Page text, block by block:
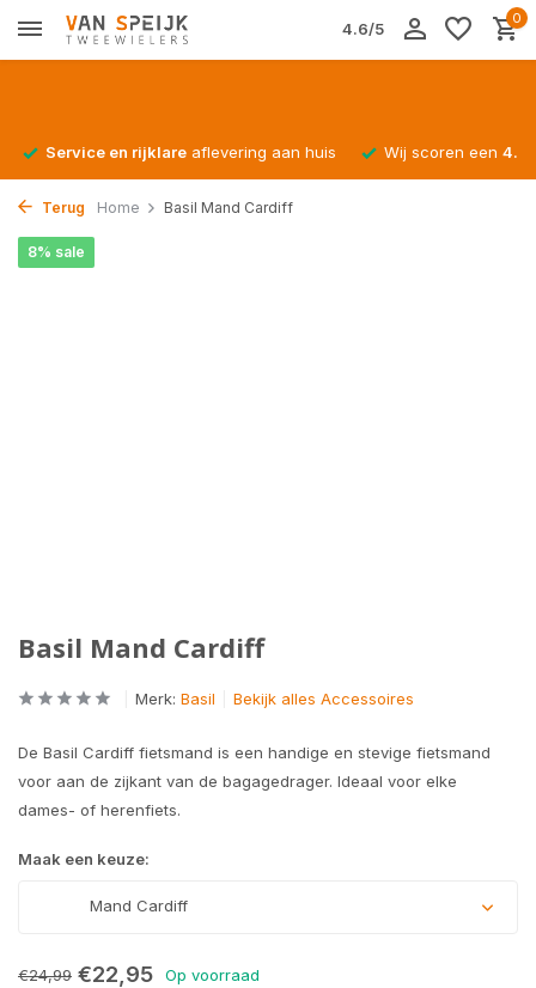
4.6/5
0
Service en rijklare aflevering aan huis Wij scoren een
Terug Home Basil Mand Cardiff
Basil Mand Cardiff
8% sale
Merk: Basil Bekijk alles Accessoires
De Basil Cardiff fietsmand is een handige en stevige fietsmand
voor aan de zijkant van de bagagedrager. Ideaal voor elke
dames- of herenfiets.
Maak een keuze:
Mand Cardiff
€24,99 €22,95 Op voorraad